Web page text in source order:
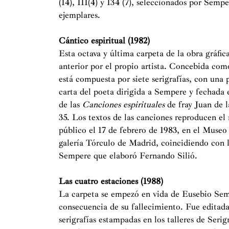
(14), 111(4) y 134 (7), seleccionados por
ejemplares.
Cántico espiritual (1982)
Esta octava y última carpeta de la obra
anterior por el propio artista. Concebida
está compuesta por siete serigrafías, con
carta del poeta dirigida a Sempere y
de las Canciones espiritualesde fray Juan de
35. Los textos de las canciones reproducen
público el 17 de febrero de 1983, en el
galería Tórculo de Madrid, coincidiendo con
Sempere que elaboró Fernando Silió.
Las cuatro estaciones (1988)
La carpeta se empezó en vida de Eusebio
consecuencia de su fallecimiento. Fue
serigrafías estampadas en los talleres de